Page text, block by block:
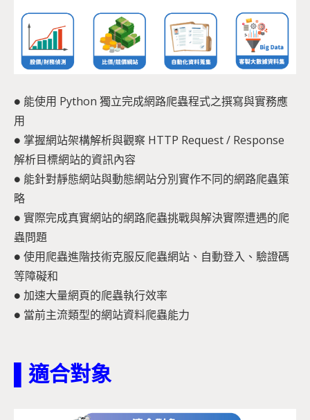
● 能使用 Python 獨立完成網路爬蟲程式之撰寫與實務應
用
● 掌握網站架構解析與觀察 HTTP Request / Response
解析目標網站的資訊內容
● 能針對靜態網站與動態網站分別實作不同的網路爬蟲策
略
● 實際完成真實網站的網路爬蟲挑戰與解決實際遭遇的爬
蟲問題
● 使用爬蟲進階技術克服反爬蟲網站、自動登入、驗證碼
等障礙和
● 加速大量網頁的爬蟲執行效率
● 當前主流類型的網站資料爬蟲能力
▌適合對象